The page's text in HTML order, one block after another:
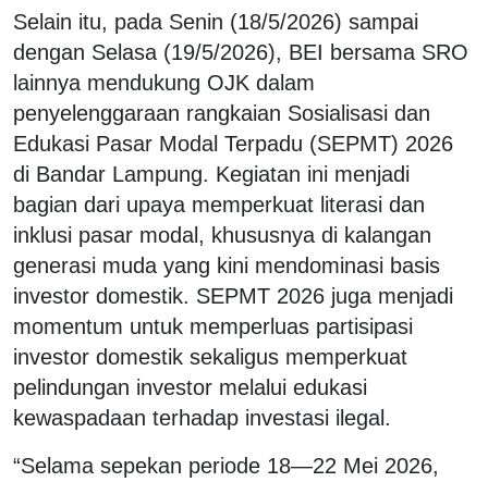
Selain itu, pada Senin (18/5/2026) sampai
dengan Selasa (19/5/2026), BEI bersama SRO
lainnya mendukung OJK dalam
penyelenggaraan rangkaian Sosialisasi dan
Edukasi Pasar Modal Terpadu (SEPMT) 2026
di Bandar Lampung. Kegiatan ini menjadi
bagian dari upaya memperkuat literasi dan
inklusi pasar modal, khususnya di kalangan
generasi muda yang kini mendominasi basis
investor domestik. SEPMT 2026 juga menjadi
momentum untuk memperluas partisipasi
investor domestik sekaligus memperkuat
pelindungan investor melalui edukasi
kewaspadaan terhadap investasi ilegal.
“Selama sepekan periode 18—22 Mei 2026,